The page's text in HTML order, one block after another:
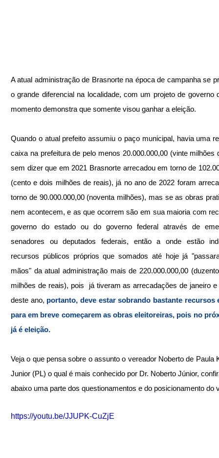
A atual administração de Brasnorte na época de campanha se
o grande diferencial na localidade, com um projeto de governo
momento demonstra que somente visou ganhar a eleição.
Quando o atual prefeito assumiu o paço municipal, havia uma
caixa na prefeitura de pelo menos 20.000.000,00 (vinte milhões
sem dizer que em 2021 Brasnorte arrecadou em torno de
(cento e dois milhões de reais), já no ano de 2022 foram
torno de 90.000.000,00 (noventa milhões), mas se as obras
nem acontecem, e as que ocorrem são em sua maioria com
governo do estado ou do governo federal através de
senadores ou deputados federais, então a onde estão
recursos públicos próprios que somados até hoje já
mãos" da atual administração mais de 220.000.000,00
milhões de reais), pois  já tiveram as arrecadações de janeiro e
deste ano, portanto, deve estar sobrando bastante recursos
para em breve começarem as obras eleitoreiras, pois no
já é eleição.
Veja o que pensa sobre o assunto o vereador Noberto de Paula
Junior (PL) o qual é mais conhecido por Dr. Noberto Júnior,
abaixo uma parte dos questionamentos e do posicionamento do
https://youtu.be/JJUPK-CuZjE